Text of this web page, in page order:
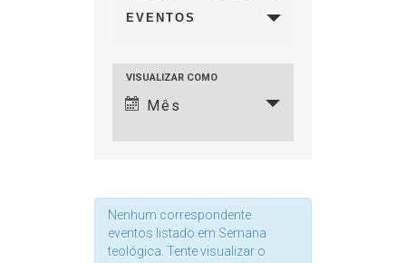
de
visuais
EVENTOS
Navegação
do
VISUALIZAR COMO
Mês
Nenhum correspondente
eventos listado em Semana
teológica. Tente visualizar o